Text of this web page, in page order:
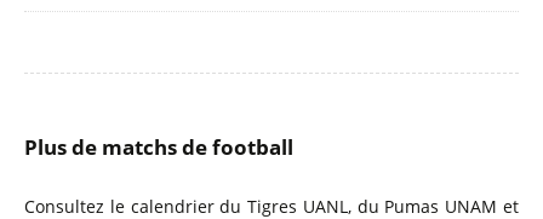
Plus de matchs de football
Consultez le calendrier du Tigres UANL, du Pumas UNAM et